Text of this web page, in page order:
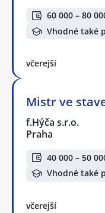
60 000 – 80
Vhodné také
včerejší
Mistr ve
f.Hýča s.r.o.
Praha
40 000 – 50
Vhodné také
včerejší